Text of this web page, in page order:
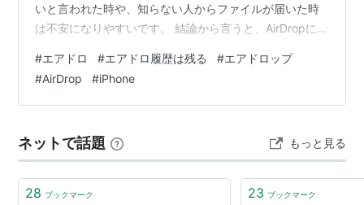
いと言われた時や、知らない人からファイルが届いた時
は不安になりやすいです。 結論から言うと、AirDropには
として、ログを残さない仕組みになっています。 この記
事では、AirDropの履歴が残らない理由や、受信したファ
イルの確認方法、安全に使うための設定までをまとめて
エアドロの履歴はどこで見れる？ 標準機能に送受信の履
歴（ログ）…
#エアドロ #エアドロ履歴は残る #エアドロップ
#AirDrop #iPhone
ネットで話題 もっと見る
28 ブックマーク 23 ブックマーク